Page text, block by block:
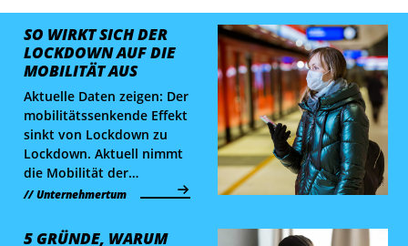
SO WIRKT SICH DER
LOCKDOWN AUF DIE
MOBILITÄT AUS
Aktuelle Daten zeigen: Der
mobilitätssenkende Effekt
sinkt von Lockdown zu
Lockdown. Aktuell nimmt
die Mobilität der
Bevölkerung stark ab,
deutlich als es im ersten
Unternehmertum
5 GRÜNDE, WARUM